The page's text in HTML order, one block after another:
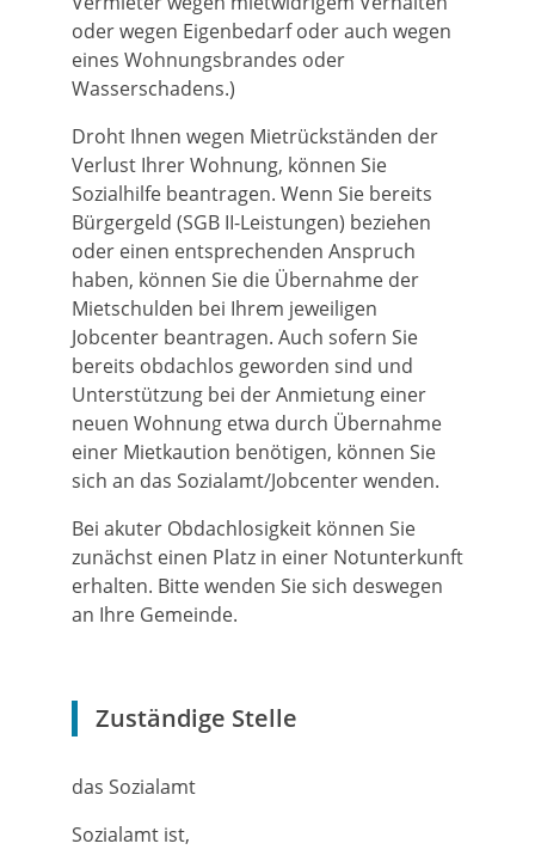
oder wegen Eigenbedarf oder auch wegen
eines Wohnungsbrandes oder
Wasserschadens.)
Droht Ihnen wegen Mietrückständen der
Verlust Ihrer Wohnung, können Sie
Sozialhilfe beantragen. Wenn Sie bereits
Bürgergeld (SGB II-Leistungen) beziehen
oder einen entsprechenden Anspruch
haben, können Sie die Übernahme der
Mietschulden bei Ihrem jeweiligen
Jobcenter beantragen. Auch sofern Sie
bereits obdachlos geworden sind und
Unterstützung bei der Anmietung einer
neuen Wohnung etwa durch Übernahme
einer Mietkaution benötigen, können Sie
sich an das Sozialamt/Jobcenter wenden.
Bei akuter Obdachlosigkeit können Sie
zunächst einen Platz in einer Notunterkunft
erhalten. Bitte wenden Sie sich deswegen
an Ihre Gemeinde.
Zuständige Stelle
das Sozialamt
Sozialamt ist,